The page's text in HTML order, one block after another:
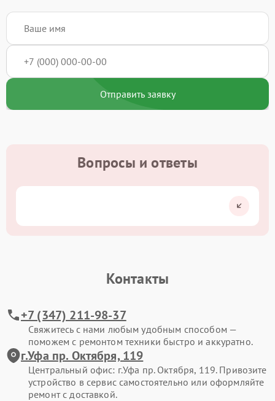
Отправить заявку
Вопросы и ответы
Контакты
+7 (347) 211-98-37
Свяжитесь с нами любым удобным способом —
поможем с ремонтом техники быстро и аккуратно.
г.Уфа пр. Октября, 119
Центральный офис: г.Уфа пр. Октября, 119. Привозите
устройство в сервис самостоятельно или оформляйте
ремонт с доставкой.